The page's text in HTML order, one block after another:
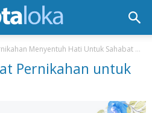
Menyentuh Hati Untuk Sahabat
Pernikahan untuk